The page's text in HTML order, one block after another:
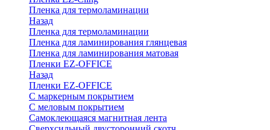
Пленка для термоламинации
Назад
Пленка для термоламинации
Пленка для ламинирования глянцевая
Пленка для ламинирования матовая
Пленки EZ-OFFICE
Назад
Пленки EZ-OFFICE
С маркерным покрытием
С меловым покрытием
Самоклеющаяся магнитная лента